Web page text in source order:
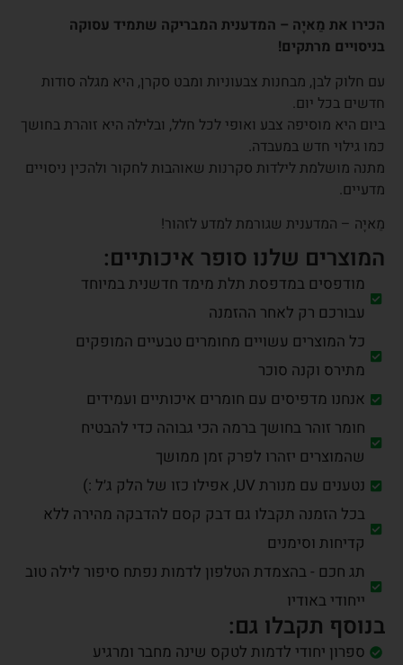
הכירו את מַאיָה – המדענית המבריקה שתמיד עסוקה
בניסויים מרתקים!
עם חלוק לבן, מבחנות צבעוניות ומבט סקרן, היא מגלה סודות
חדשים בכל יום.
ביום היא מוסיפה צבע ואופי לכל חלל, ובלילה היא זוהרת בחושך
כמו גילוי חדש במעבדה.
מתנה מושלמת לילדות סקרנות שאוהבות לחקור ולהכין ניסויים
מדעיים.
מַאיָה – המדענית שגורמת למדע לזהור!
המוצרים שלנו סופר איכותיים:
מודפסים במדפסת תלת מימד חדשנית במיוחד
עבורכם רק לאחר ההזמנה
כל המוצרים עשויים מחומרים טבעיים המופקים
מתירס וקנה סוכר
אנחנו מדפיסים עם חומרים איכותיים ועמידים
חומר זוהר בחושך ברמה הכי גבוהה כדי להבטיח
שהמוצרים יזהרו לפרק זמן ממושך
נטענים עם מנורת UV, אפילו כזו של הלק ג׳ל :)
בכל הזמנה תקבלו גם דבק קסם להדבקה מהירה ללא
קדיחות וסימנים
תג חכם - בהצמדת הטלפון לדמות נפתח סיפור לילה טוב
ייחודי באודיו
בנוסף תקבלו גם:
ספרון יחודי לדמות לטקס שינה מחבר ומרגיע